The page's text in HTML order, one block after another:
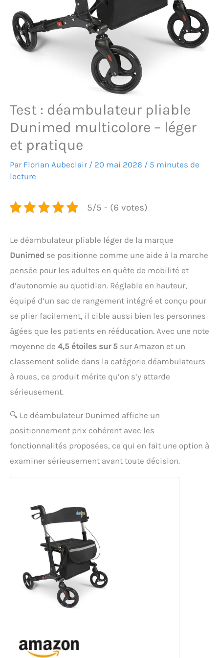
Test : déambulateur pliable
Dunimed multicolore – léger
et pratique
Par Florian Aubeclair / 20 mai 2026 / 5 minutes de
lecture
5/5 - (6 votes)
Le déambulateur pliable léger de la marque
Dunimed se positionne comme une aide à la marche
pensée pour les adultes en quête de mobilité et
d’autonomie au quotidien. Réglable en hauteur,
équipé d’un sac de rangement intégré et conçu pour
se plier facilement, il cible aussi bien les personnes
âgées que les patients en rééducation. Avec une note
moyenne de 4,5 étoiles sur 5 sur Amazon et un
classement solide dans la catégorie déambulateurs
à roues, ce produit mérite qu’on s’y attarde
sérieusement.
🔍 Le déambulateur Dunimed affiche un
positionnement prix cohérent avec les
fonctionnalités proposées, ce qui en fait une option à
examiner sérieusement avant toute décision.